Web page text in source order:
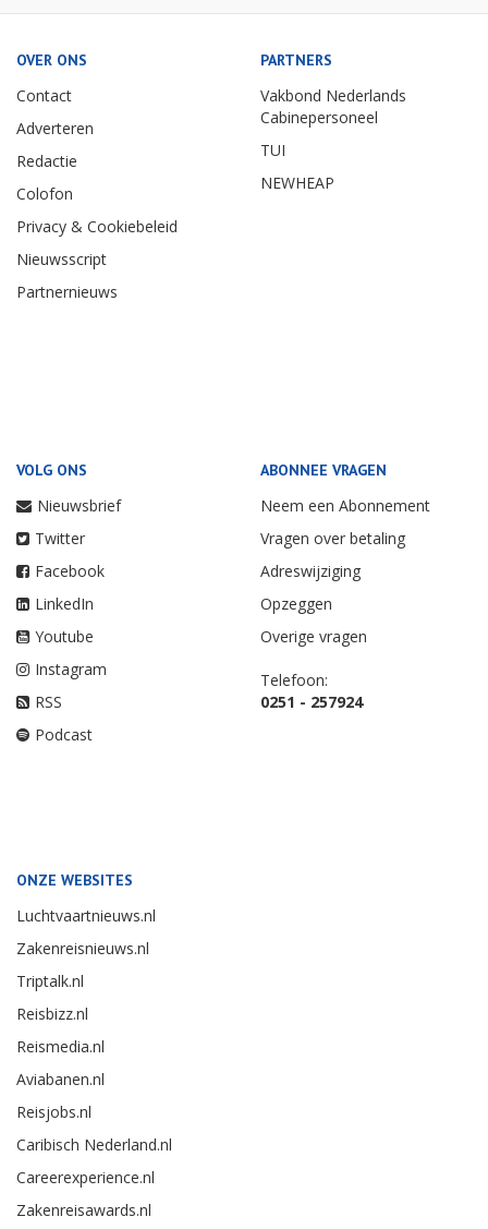
OVER ONS
Contact
Adverteren
Redactie
Colofon
Privacy & Cookiebeleid
Nieuwsscript
Partnernieuws
PARTNERS
Vakbond Nederlands
Cabinepersoneel
TUI
NEWHEAP
VOLG ONS
Nieuwsbrief
Twitter
Facebook
LinkedIn
Youtube
Instagram
RSS
Podcast
ABONNEE VRAGEN
Neem een Abonnement
Vragen over betaling
Adreswijziging
Opzeggen
Overige vragen
Telefoon:
0251 - 257924
ONZE WEBSITES
Luchtvaartnieuws.nl
Zakenreisnieuws.nl
Triptalk.nl
Reisbizz.nl
Reismedia.nl
Aviabanen.nl
Reisjobs.nl
Caribisch Nederland.nl
Careerexperience.nl
Zakenreisawards.nl